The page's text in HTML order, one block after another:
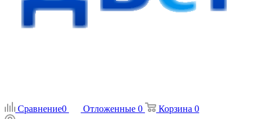
Сравнение0 Отложенные 0 Корзина 0